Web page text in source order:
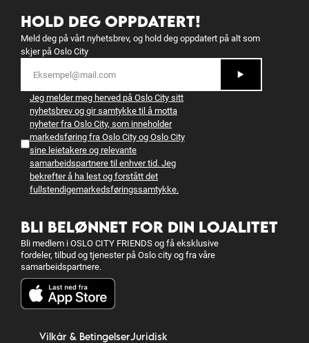
HOLD DEG OPPDATERT!
Meld deg på vårt nyhetsbrev, og hold deg oppdatert på alt som
skjer på Oslo City
Jeg melder meg herved på Oslo City sitt
nyhetsbrev og gir samtykke til å motta
nyheter fra Oslo City, som inneholder
markedsføring fra Oslo City og Oslo City
sine leietakere og relevante
samarbeidspartnere til enhver tid. Jeg
bekrefter å ha lest og forstått det
fullstendigemarkedsføringssamtykke.
BLI BELØNNET FOR DIN LOJALITET
Bli medlem i OSLO CITY FRIENDS og få eksklusive
fordeler, tilbud og tjenester på Oslo city og fra våre
samarbeidspartnere.
Vilkår & BetingelserJuridisk